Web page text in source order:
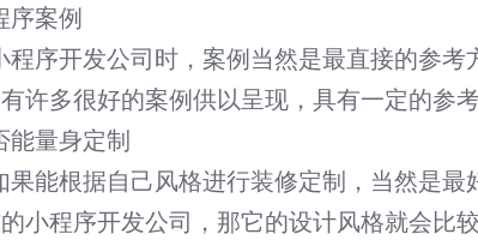
案例
开发公司时，案例当然是最直接的参考
许多很好的案例供以呈现，具有一定的参
量身定制
根据自己风格进行装修定制，当然是最
小程序开发公司，那它的设计风格就会比